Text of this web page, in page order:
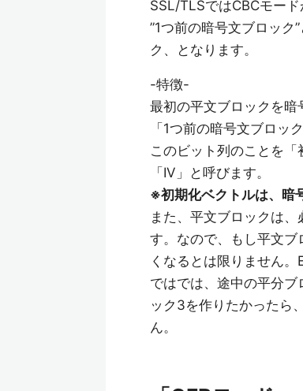
SSL/TLSではCBCモード
”1つ前の暗号文ブロック
ク、となります。
-特徴-
最初の平文ブロックを暗
「1つ前の暗号文ブロッ
このビット列のことを
「IV」と呼びます。
※初期化ベクトルは、暗
また、平文ブロックは
す。なので、もし平文ブ
くなるとは限りません
ではでは、途中の平分
ック3を作りたかったら
ん。